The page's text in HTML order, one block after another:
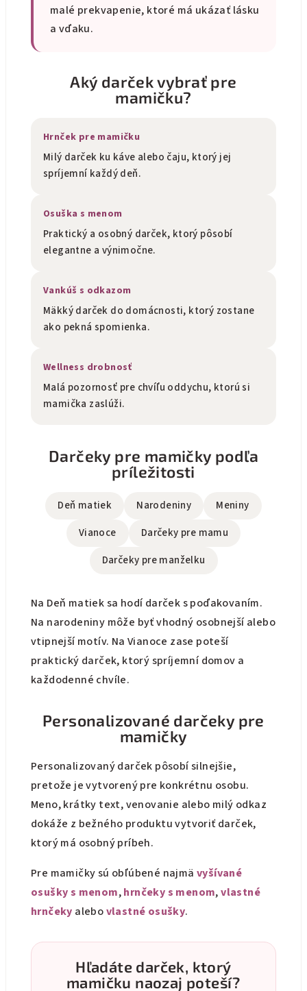
malé prekvapenie, ktoré má ukázať lásku
a vďaku.
Aký darček vybrať pre
mamičku?
Hrnček pre mamičku
Milý darček ku káve alebo čaju, ktorý jej
spríjemní každý deň.
Osuška s menom
Praktický a osobný darček, ktorý pôsobí
elegantne a výnimočne.
Vankúš s odkazom
Mäkký darček do domácnosti, ktorý zostane
ako pekná spomienka.
Wellness drobnosť
Malá pozornosť pre chvíľu oddychu, ktorú si
mamička zaslúži.
Darčeky pre mamičky podľa
príležitosti
Deň matiek Narodeniny
Meniny
Vianoce
Darčeky pre mamu
Darčeky pre manželku
Na Deň matiek sa hodí darček s poďakovaním.
Na narodeniny môže byť vhodný osobnejší alebo
vtipnejší motív. Na Vianoce zase poteší
praktický darček, ktorý spríjemní domov a
každodenné chvíle.
Personalizované darčeky pre
mamičky
Personalizovaný darček pôsobí silnejšie,
pretože je vytvorený pre konkrétnu osobu.
Meno, krátky text, venovanie alebo milý odkaz
dokáže z bežného produktu vytvoriť darček,
ktorý má osobný príbeh.
Pre mamičky sú obľúbené najmä vyšívané
osušky s menom,hrnčeky s menom,vlastné
hrnčeky alebovlastné osušky.
Hľadáte darček, ktorý
mamičku naozaj poteší?